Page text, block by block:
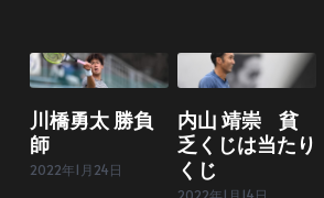
川橋勇太 勝負
師
2022年1月24日
内山 靖崇 貧
乏くじは当たり
くじ